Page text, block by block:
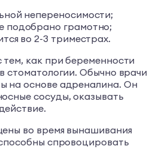
непереносимости;
подобрано грамотно;
во 2-3 триместрах.
как при беременности
стоматологии. Обычно врачи
на основе адреналина. Он
сосуды, оказывать
во время вынашивания
спровоцировать